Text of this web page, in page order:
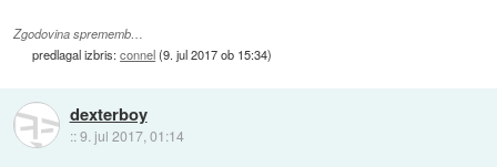
Zgodovina sprememb…
predlagal izbris:connel(9. jul 2017 ob 15:34)
dexterboy
::9. jul 2017, 01:14